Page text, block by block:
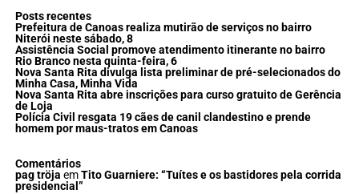
Posts recentes
Prefeitura de Canoas realiza mutirão de serviços no bairro
Niterói neste sábado, 8
Assistência Social promove atendimento itinerante no bairro
Rio Branco nesta quinta-feira, 6
Nova Santa Rita divulga lista preliminar de pré-selecionados do
Minha Casa, Minha Vida
Nova Santa Rita abre inscrições para curso gratuito de Gerência
de Loja
Polícia Civil resgata 19 cães de canil clandestino e prende
homem por maus-tratos em Canoas
Comentários
pag tröja emTito Guarniere: “Tuítes e os bastidores pela corrida
presidencial”